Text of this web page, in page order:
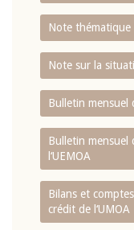
Note thématique
Note sur la
Bulletin mensuel
Bulletin mensuel
l‘UEMOA
Bilans et
crédit de l‘UMOA